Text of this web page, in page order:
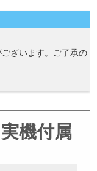
ざいます。ご了承の
機付属